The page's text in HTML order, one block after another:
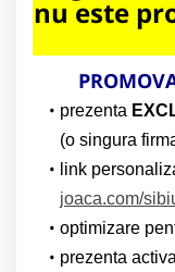
nu este
prezenta
(o singura
link
joaca.com/
optimizare
prezenta